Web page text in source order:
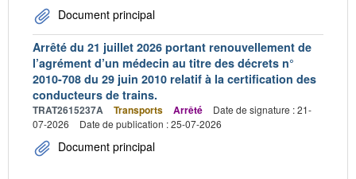
Document principal
Arrêté du 21 juillet 2026 portant renouvellement de
l’agrément d’un médecin au titre des décrets n°
2010-708 du 29 juin 2010 relatif à la certification des
conducteurs de trains.
TRAT2615237A Transports Arrêté
Date de signature : 21-
07-2026
Date de publication : 25-07-2026
Document principal